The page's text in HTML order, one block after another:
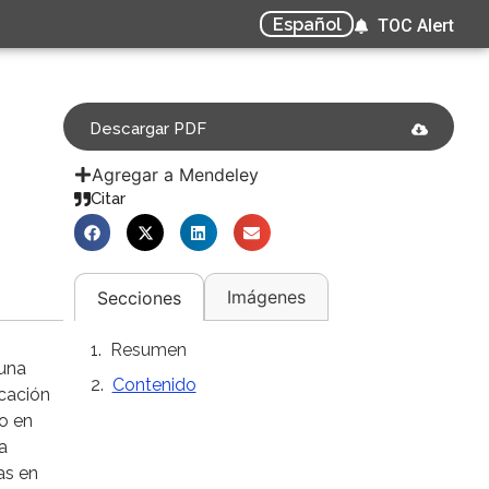
Español TOC Alert
en
en
Descargar PDF
Agregar a Mendeley
Citar
Secciones Imágenes
Resumen
Contenido